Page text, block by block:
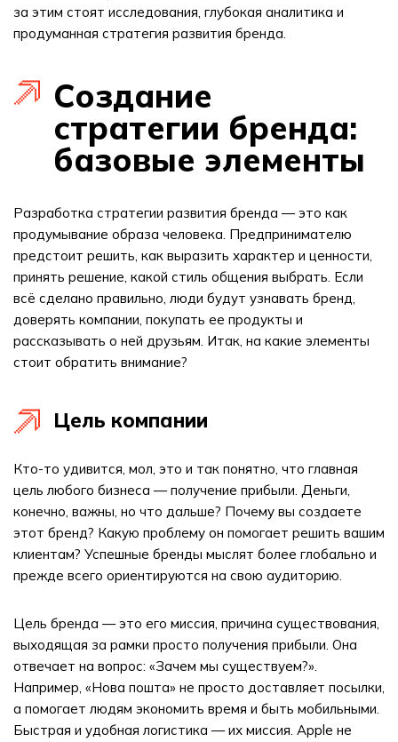
за этим стоят исследования, глубокая аналитика и
продуманная стратегия развития бренда.
Создание
стратегии бренда:
базовые элементы
Разработка стратегии развития бренда — это как
продумывание образа человека. Предпринимателю
предстоит решить, как выразить характер и ценности,
принять решение, какой стиль общения выбрать. Если
всё сделано правильно, люди будут узнавать бренд,
доверять компании, покупать ее продукты и
рассказывать о ней друзьям. Итак, на какие элементы
стоит обратить внимание?
Цель компании
Кто-то удивится, мол, это и так понятно, что главная
цель любого бизнеса — получение прибыли. Деньги,
конечно, важны, но что дальше? Почему вы создаете
этот бренд? Какую проблему он помогает решить вашим
клиентам? Успешные бренды мыслят более глобально и
прежде всего ориентируются на свою аудиторию.
Цель бренда — это его миссия, причина существования,
выходящая за рамки просто получения прибыли. Она
отвечает на вопрос: «Зачем мы существуем?».
Например, «Нова пошта» не просто доставляет посылки,
а помогает людям экономить время и быть мобильными.
Быстрая и удобная логистика — их миссия. Apple не